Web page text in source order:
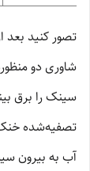
تصور کنید بعد
شاوری دو
سینک را برق
تصفیه‌شده خنک
آب به بیرون